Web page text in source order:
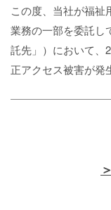
この度、当社が福祉
業務の一部を委託し
託先」）において、
正アクセス被害が発